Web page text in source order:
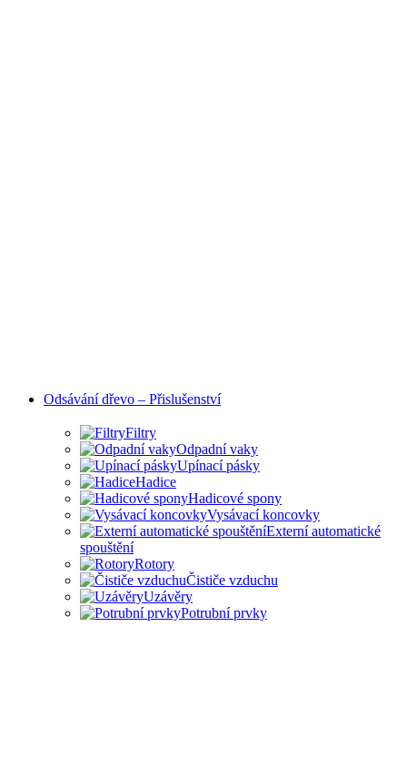
Odsávání dřevo – Přislušenství
Filtry
Odpadní vaky
Upínací pásky
Hadice
Hadicové spony
Vysávací koncovky
Externí automatické
spouštění
Rotory
Čističe vzduchu
Uzávěry
Potrubní prvky